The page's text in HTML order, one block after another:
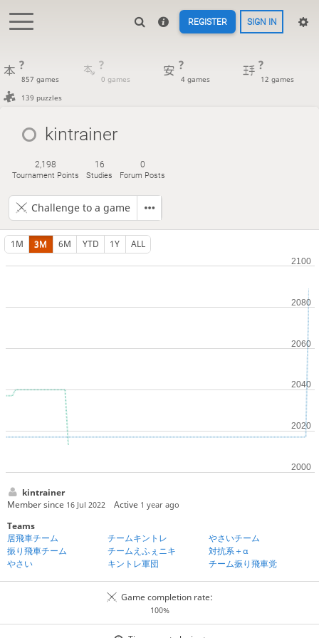
REGISTER SIGN IN
?
857 games
?
0 games
?
4 games
?
12 games
139 puzzles
kintrainer
2,198
Tournament Points
16
Studies
0
Forum Posts
Challenge to a game
1M 3M 6M YTD 1Y ALL
kintrainer
Member since 16 Jul 2022 Active 1 year ago
Teams
居飛車チーム
チームキントレ
やさいチーム
振り飛車チーム
チームえふぇニキ
対抗系＋α
やさい
キントレ軍団 チーム振り飛車党
Game completion rate:
100%